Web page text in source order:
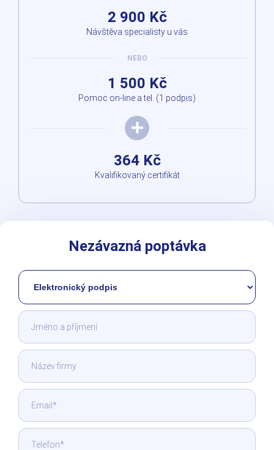
2 900 Kč
Návštěva specialisty u vás
NEBO
1 500 Kč
Pomoc on-line a tel. (1 podpis)
364 Kč
Kvalifikovaný certifikát
Nezávazná poptávka